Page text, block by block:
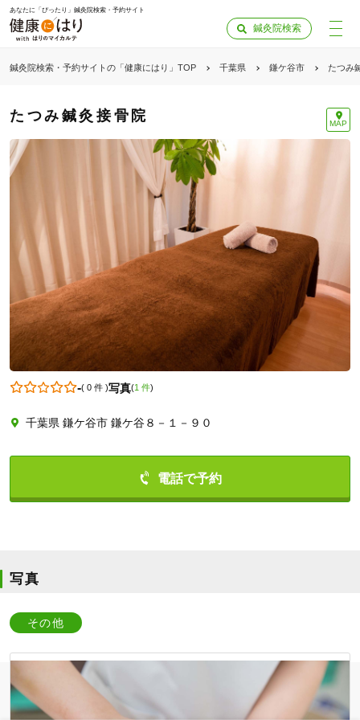
あなたに「ぴったり」鍼灸院検索・予約サイト
鍼灸院検索
鍼灸院検索・予約サイトの「健康にはり」TOP 千葉県 鎌ケ谷市 たつみ
たつみ鍼灸接骨院 MAP
-( 0 件)写真(1 件)
千葉県 鎌ケ谷市 鎌ケ谷８－１－９０
写真
その他
「健康にはりを見た」
0474018302